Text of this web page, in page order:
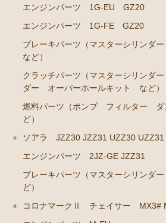
137
エンジンパーツ 1UZ-FE
エンジンパーツ 7M-GE
エンジンパーツ 2JZ-GE
エンジンパーツ 1JZ-GE JZS131
エンジンパーツ 1G-GZE
エンジンパーツ 1G-FE
エンジンパーツ 1G-E
エンジンパーツ（マウント 他）
ブレーキパーツ（マスターシリ
エンジンパーツ 1G-EU GZ20
エンジンパーツ 1G-FE GZ20
ブレーキパーツ（マスターシリン
など）
クラッチパーツ（マスターシリンダ
ダー オーバーホールキット など）
燃料パーツ（ポンプ フィルター ダ
ど）
ソアラ JZZ30 JZZ31 UZZ30 UZZ31
エンジンパーツ 2JZ-GE JZZ31
ブレーキパーツ（マスターシリン
ど）
コロナマークⅡ チェイサー MX3#